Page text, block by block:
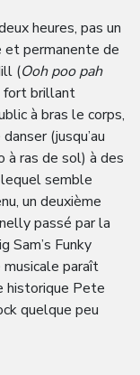
heures, pas un
permanente de
(Ooh poo pah
fort brillant
à bras le corps,
(jusqu’au
ras de sol) à des
semble
un deuxième
passé par la
Sam’s Funky
paraît
historique Pete
quelque peu